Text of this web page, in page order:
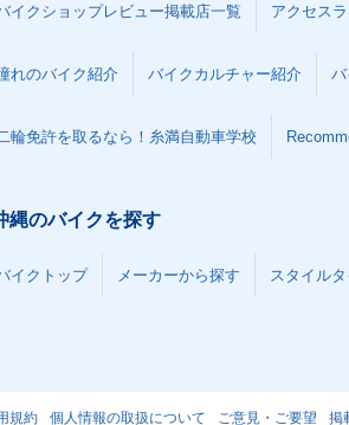
イクショップレビュー掲載店一覧 アクセス
れのバイク紹介 バイクカルチャー紹介
輪免許を取るなら！糸満自動車学校
縄のバイクを探す
イクトップ メーカーから探す スタイル
規約 個人情報の取扱について ご意見・ご要望 掲